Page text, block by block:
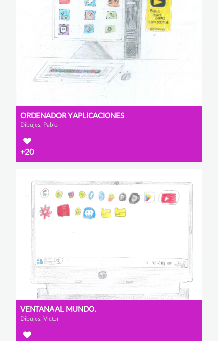
ORDENADOR Y APLICACIONES
Dibujos, Pablo
+20
VENTANA AL MUNDO.
Dibujos, Victor